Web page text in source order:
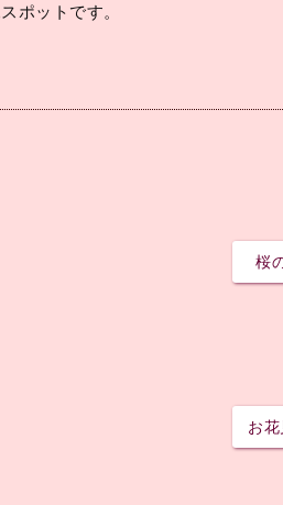
ポットです。
桜
お